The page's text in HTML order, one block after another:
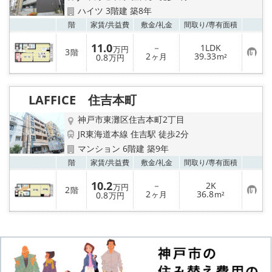
ハイツ 3階建 築8年
階 家賃/共益費 敷金/礼金 間取り/専有面積
3階 11.0万円
0.8万円
－
2ヶ月
1LDK
39.33m² お
気
に
り
LAFFICE 住吉本町
神戸市東灘区住吉本町2丁目
JR東海道本線 住吉駅 徒歩2分
マンション 6階建 築9年
階 家賃/共益費 敷金/礼金 間取り/専有面積
2階 10.2万円
0.8万円
－
2ヶ月
2K
36.8m² お
気
に
登